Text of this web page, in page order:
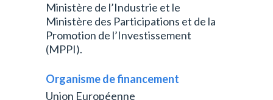
Ministère de l’Industrie et le
Ministère des Participations et de la
Promotion de l’Investissement
(MPPI).
Organisme de financement
Union Européenne